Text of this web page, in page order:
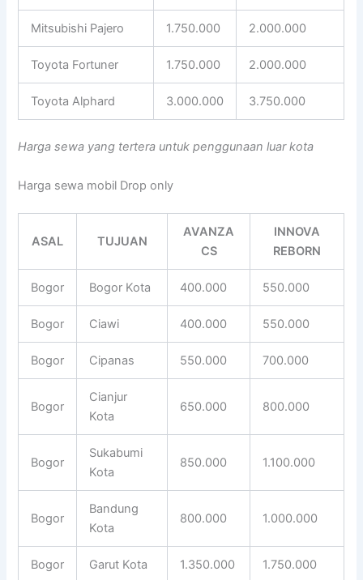
Mitsubishi Pajero 1.750.000 2.000.000
Toyota Fortuner 1.750.000 2.000.000
Toyota Alphard 3.000.000 3.750.000
Harga sewa yang tertera untuk penggunaan luar kota
Harga sewa mobil Drop only
ASAL TUJUAN
AVANZA
CS
INNOVA
REBORN
Bogor Bogor Kota 400.000 550.000
Bogor Ciawi 400.000 550.000
Bogor Cipanas 550.000 700.000
Bogor
Cianjur
Kota
650.000 800.000
Bogor
Sukabumi
Kota
850.000 1.100.000
Bogor
Bandung
Kota
800.000 1.000.000
Bogor Garut Kota 1.350.000 1.750.000